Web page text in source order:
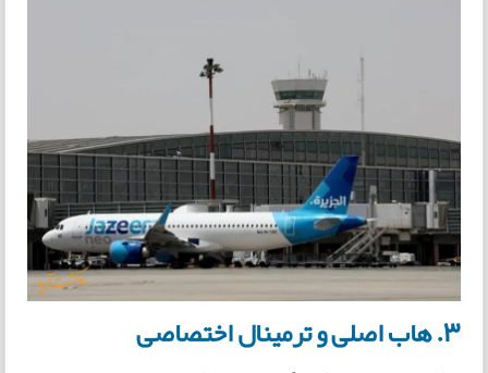
3. هاب اصلی و ترمینال اختصاصی